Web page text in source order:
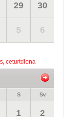
29 30
5 6
ceturtdiena
S Sv
1 2